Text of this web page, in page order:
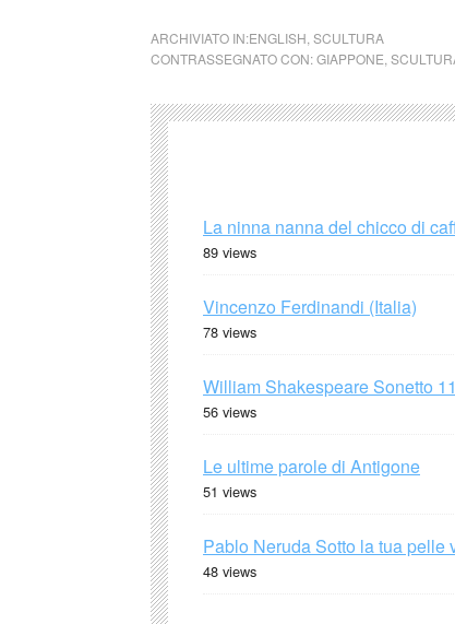
ARCHIVIATO IN:ENGLISH SCULTURA
CONTRASSEGNATO CON:GIAPPONE
La ninna nanna del chicco di
89 views
Vincenzo Ferdinandi (Italia)
78 views
William Shakespeare Sonetto
56 views
Le ultime parole di Antigone
51 views
Pablo Neruda Sotto la tua pelle
48 views